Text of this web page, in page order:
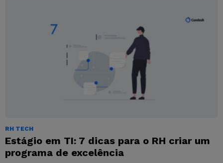
RH TECH
Estágio em TI: 7 dicas para o RH criar um
programa de excelência